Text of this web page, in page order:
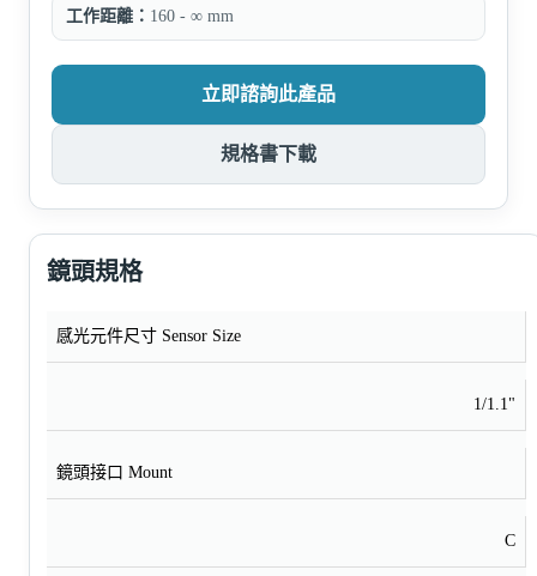
工作距離： 160 - ∞ mm
立即諮詢此產品
規格書下載
鏡頭規格
感光元件尺寸 Sensor Size
1/1.1"
鏡頭接口 Mount
C